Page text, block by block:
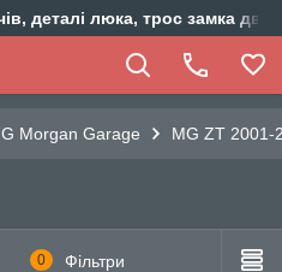
деталі люка, трос замка
Morgan Garage MG ZT 2001-
0 Фільтри